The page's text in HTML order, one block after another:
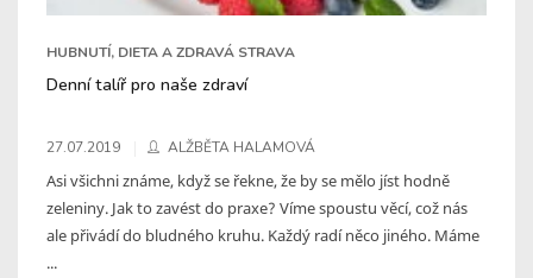
HUBNUTÍ, DIETA A ZDRAVÁ STRAVA
Denní talíř pro naše zdraví
27.07.2019 ALŽBĚTA HALAMOVÁ
Asi všichni známe, když se řekne, že by se mělo jíst hodně
zeleniny. Jak to zavést do praxe? Víme spoustu věcí, což nás
ale přivádí do bludného kruhu. Každý radí něco jiného. Máme
...